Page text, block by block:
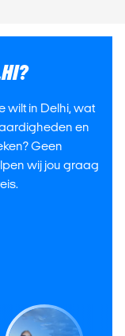
wilt in Delhi, wat
en
Geen
wij jou graag